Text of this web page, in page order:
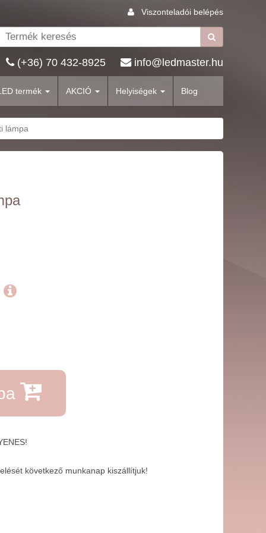
Viszonteladói belépés
(+36) 70 432-8925 info@ledmaster.hu
termék AKCIÓ Helyiségek Blog
lámpa
következő munkanap kiszállítjuk!